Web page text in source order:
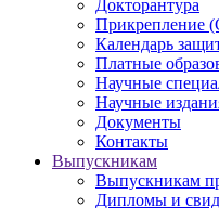
Докторантура
Прикрепление
Календарь
Платные
Научные
Научные
Документы
Контакты
Выпускникам
Выпускникам
Дипломы и